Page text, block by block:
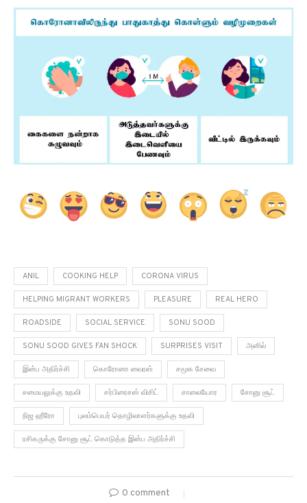
ANIL COOKING HELP CORONA VIRUS
HELPING MIGRANT WORKERS PLEASURE REAL HERO
ROADSIDE SOCIAL SERVICE SONU SOOD
SONU SOOD GIVES FAN SHOCK SURPRISES VISIT அனில்
இன்ப அதிர்ச்சி கொரோனா வைரஸ் சமூக சேவை
சமையலுக்கு உதவி சர்பிரைசஸ் விசிட் சாலையோர சோனு சூட்
நிஜ ஹீரோ புலம்பெயர் தொழிலாளர்களுக்கு உதவி
ரசிகருக்கு சோனு சூட் கொடுத்த இன்ப அதிர்ச்சி
0 comment